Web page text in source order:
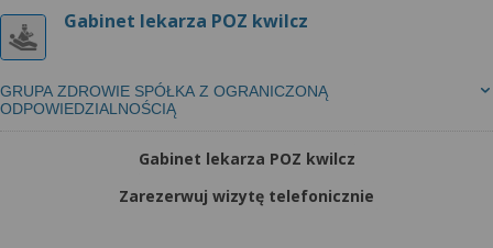
Gabinet lekarza POZ kwilcz
GRUPA ZDROWIE SPÓŁKA Z OGRANICZONĄ
ODPOWIEDZIALNOŚCIĄ
Gabinet lekarza POZ kwilcz
Zarezerwuj wizytę telefonicznie